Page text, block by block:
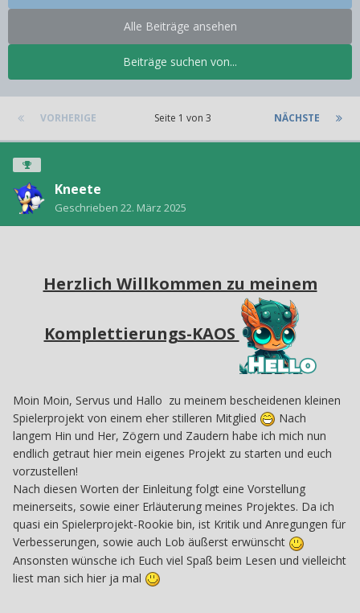
Beiträge suchen von...
Alle Beiträge ansehen
VORHERIGE NÄCHSTE
Seite 1 von 3
Kneete
Geschrieben 22. März 2025
Herzlich Willkommen zu meinem
Komplettierungs-KAOS
Moin Moin, Servus und Hallo zu meinem bescheidenen kleinen
Spielerprojekt von einem eher stilleren Mitglied
Nach
langem Hin und Her, Zögern und Zaudern habe ich mich nun
endlich getraut hier mein eigenes Projekt zu starten und euch
vorzustellen!
Nach diesen Worten der Einleitung folgt eine Vorstellung
meinerseits, sowie einer Erläuterung meines Projektes. Da ich
quasi ein Spielerprojekt-Rookie bin, ist Kritik und Anregungen für
Verbesserungen, sowie auch Lob äußerst erwünscht
Ansonsten wünsche ich Euch viel Spaß beim Lesen und vielleicht
liest man sich hier ja mal